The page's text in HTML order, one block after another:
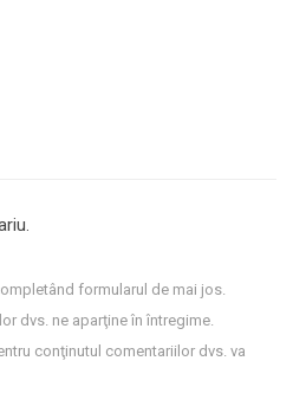
formularul de mai jos.
dvs. ne aparţine în întregime.
conţinutul comentariilor dvs. va